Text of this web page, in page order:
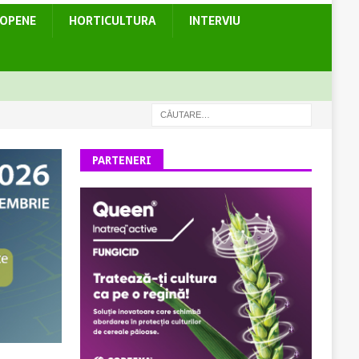
HORTICULTURA
INTERVIU
PARTENERI